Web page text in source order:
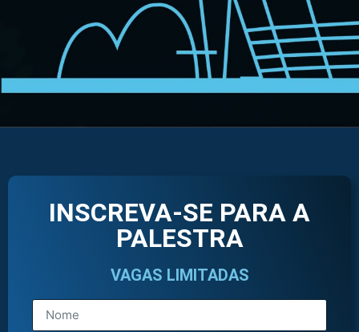
INSCREVA-SE PARA A
PALESTRA
VAGAS LIMITADAS